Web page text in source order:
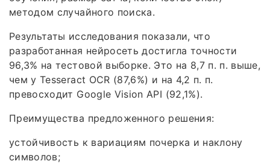
методом случайного поиска.
Результаты исследования показали, что
разработанная нейросеть достигла точности
96,3% на тестовой выборке. Это на 8,7 п. п. выше,
чем у Tesseract OCR (87,6%) и на 4,2 п. п.
превосходит Google Vision API (92,1%).
Преимущества предложенного решения:
устойчивость к вариациям почерка и наклону
символов;